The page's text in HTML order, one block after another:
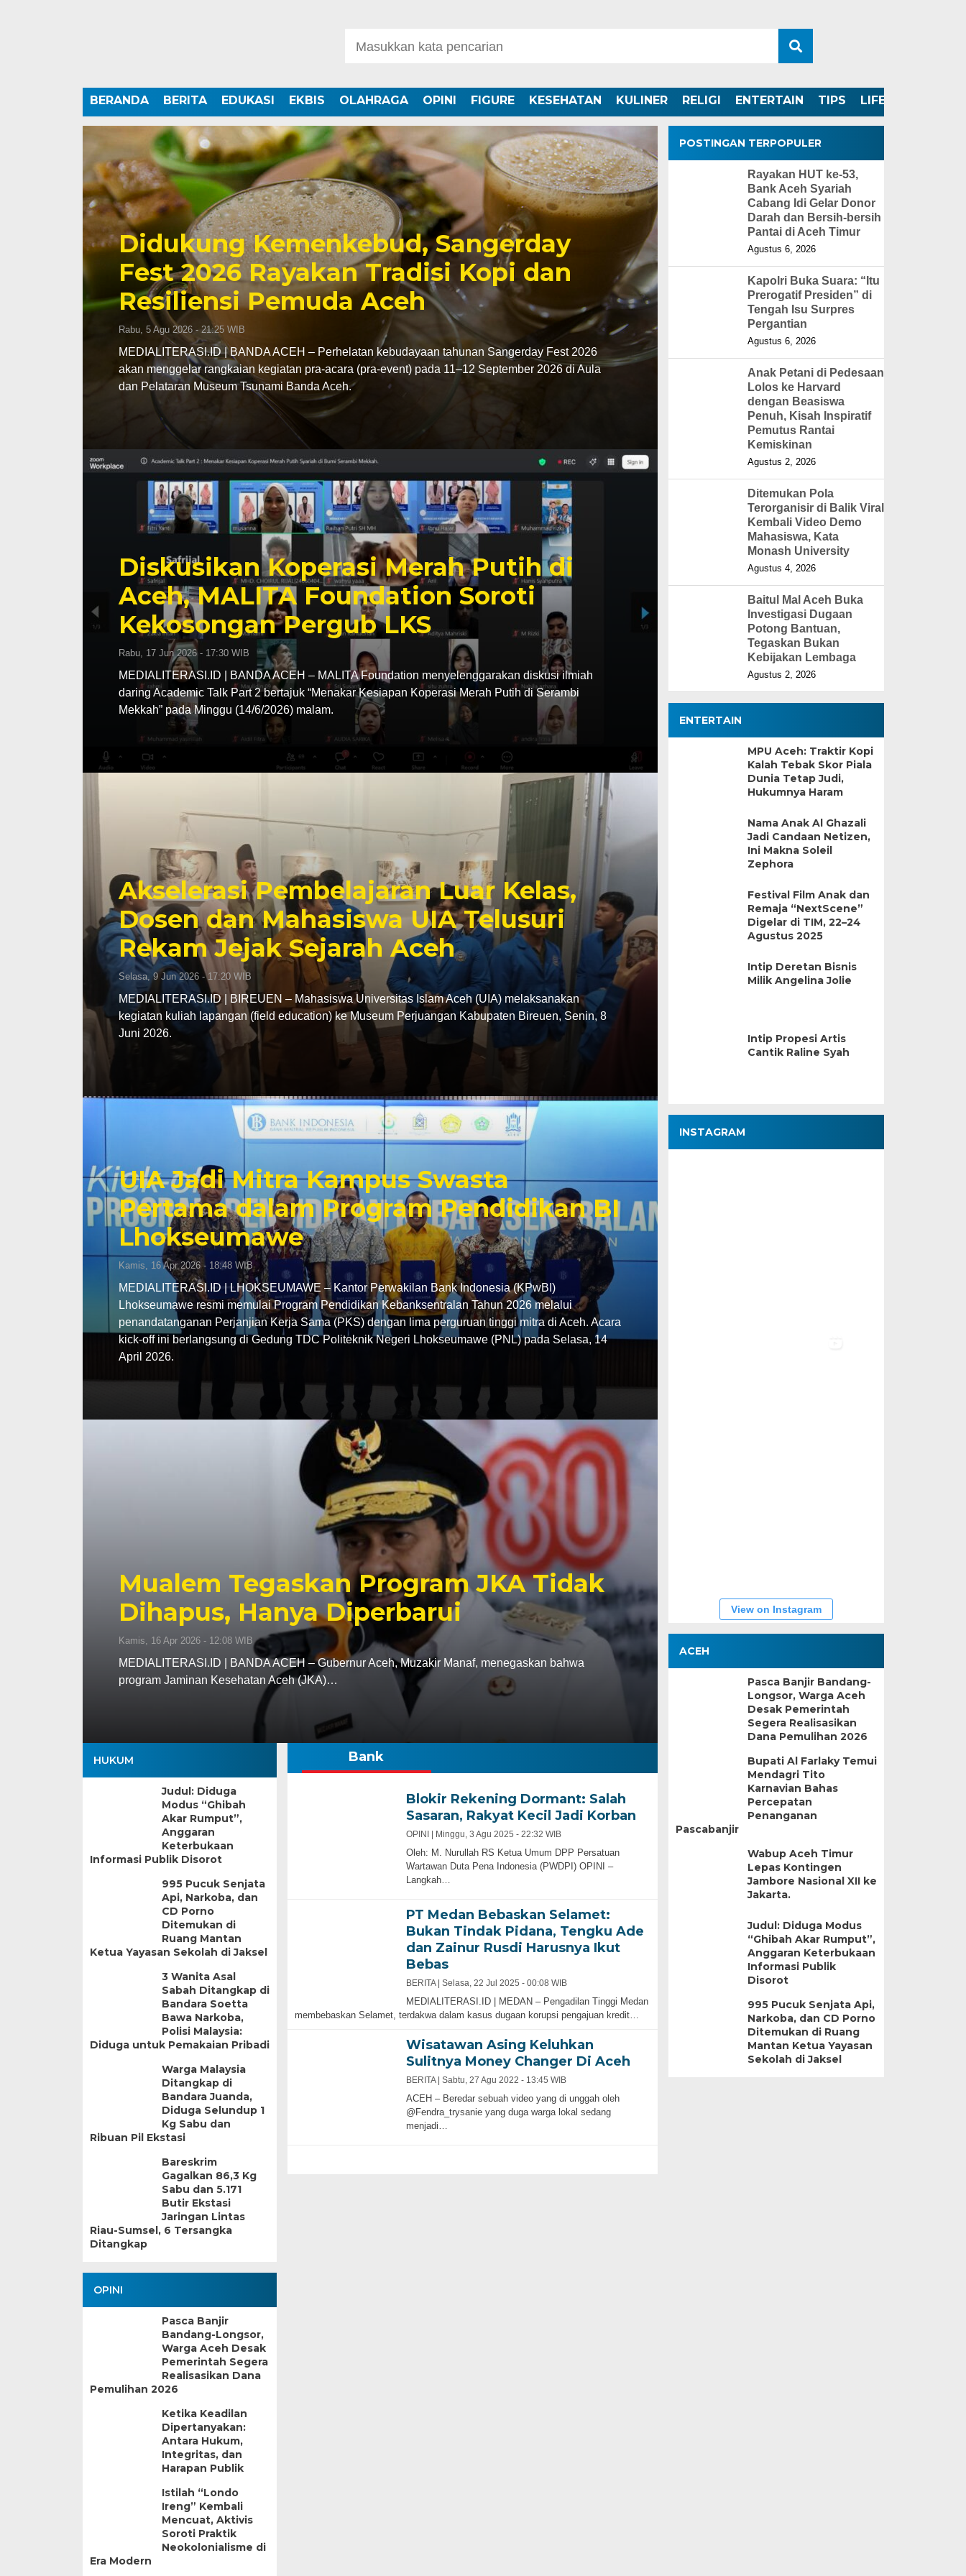
BERANDA BERITA EDUKASI EKBIS OLAHRAGA OPINI FIGURE KESEHATAN KULINER RELIGI ENTERTAIN TIPS LIFESTYLE
Didukung Kemenkebud, Sangerday
Fest 2026 Rayakan Tradisi Kopi dan
Resiliensi Pemuda Aceh
Rabu, 5 Agu 2026 - 21:25 WIB
MEDIALITERASI.ID | BANDA ACEH – Perhelatan kebudayaan tahunan Sangerday Fest 2026
akan menggelar rangkaian kegiatan pra-acara (pra-event) pada 11–12 September 2026 di Aula
dan Pelataran Museum Tsunami Banda Aceh.
Diskusikan Koperasi Merah Putih di
Aceh, MALITA Foundation Soroti
Kekosongan Pergub LKS
Rabu, 17 Jun 2026 - 17:30 WIB
MEDIALITERASI.ID | BANDA ACEH – MALITA Foundation menyelenggarakan diskusi ilmiah
daring Academic Talk Part 2 bertajuk “Menakar Kesiapan Koperasi Merah Putih di Serambi
Mekkah” pada Minggu (14/6/2026) malam.
Akselerasi Pembelajaran Luar Kelas,
Dosen dan Mahasiswa UIA Telusuri
Rekam Jejak Sejarah Aceh
Selasa, 9 Jun 2026 - 17:20 WIB
MEDIALITERASI.ID | BIREUEN – Mahasiswa Universitas Islam Aceh (UIA) melaksanakan
kegiatan kuliah lapangan (field education) ke Museum Perjuangan Kabupaten Bireuen, Senin, 8
Juni 2026.
UIA Jadi Mitra Kampus Swasta
Pertama dalam Program Pendidikan BI
Lhokseumawe
Kamis, 16 Apr 2026 - 18:48 WIB
MEDIALITERASI.ID | LHOKSEUMAWE – Kantor Perwakilan Bank Indonesia (KPwBI)
Lhokseumawe resmi memulai Program Pendidikan Kebanksentralan Tahun 2026 melalui
penandatanganan Perjanjian Kerja Sama (PKS) dengan lima perguruan tinggi mitra di Aceh. Acara
kick-off ini berlangsung di Gedung TDC Politeknik Negeri Lhokseumawe (PNL) pada Selasa, 14
April 2026.
Mualem Tegaskan Program JKA Tidak
Dihapus, Hanya Diperbarui
Kamis, 16 Apr 2026 - 12:08 WIB
MEDIALITERASI.ID | BANDA ACEH – Gubernur Aceh, Muzakir Manaf, menegaskan bahwa
program Jaminan Kesehatan Aceh (JKA)…
HUKUM
Judul: Diduga
Modus “Ghibah
Akar Rumput”,
Anggaran
Keterbukaan
Informasi Publik Disorot
995 Pucuk Senjata
Api, Narkoba, dan
CD Porno
Ditemukan di
Ruang Mantan
Ketua Yayasan Sekolah di Jaksel
3 Wanita Asal
Sabah Ditangkap di
Bandara Soetta
Bawa Narkoba,
Polisi Malaysia:
Diduga untuk Pemakaian Pribadi
Warga Malaysia
Ditangkap di
Bandara Juanda,
Diduga Selundup 1
Kg Sabu dan
Ribuan Pil Ekstasi
Bareskrim
Gagalkan 86,3 Kg
Sabu dan 5.171
Butir Ekstasi
Jaringan Lintas
Riau-Sumsel, 6 Tersangka
Ditangkap
OPINI
Pasca Banjir
Bandang-Longsor,
Warga Aceh Desak
Pemerintah Segera
Realisasikan Dana
Pemulihan 2026
Ketika Keadilan
Dipertanyakan:
Antara Hukum,
Integritas, dan
Harapan Publik
Istilah “Londo
Ireng” Kembali
Mencuat, Aktivis
Soroti Praktik
Neokolonialisme di
Era Modern
Bank
Blokir Rekening Dormant: Salah
Sasaran, Rakyat Kecil Jadi Korban
OPINI | Minggu, 3 Agu 2025 - 22:32 WIB
Oleh: M. Nurullah RS Ketua Umum DPP Persatuan
Wartawan Duta Pena Indonesia (PWDPI) OPINI –
Langkah…
PT Medan Bebaskan Selamet:
Bukan Tindak Pidana, Tengku Ade
dan Zainur Rusdi Harusnya Ikut
Bebas
BERITA | Selasa, 22 Jul 2025 - 00:08 WIB
MEDIALITERASI.ID | MEDAN – Pengadilan Tinggi Medan
membebaskan Selamet, terdakwa dalam kasus dugaan korupsi pengajuan kredit…
Wisatawan Asing Keluhkan
Sulitnya Money Changer Di Aceh
BERITA | Sabtu, 27 Agu 2022 - 13:45 WIB
ACEH – Beredar sebuah video yang di unggah oleh
@Fendra_trysanie yang duga warga lokal sedang
menjadi…
POSTINGAN TERPOPULER
Rayakan HUT ke-53,
Bank Aceh Syariah
Cabang Idi Gelar Donor
Darah dan Bersih-bersih
Pantai di Aceh Timur
Agustus 6, 2026
Kapolri Buka Suara: “Itu
Prerogatif Presiden” di
Tengah Isu Surpres
Pergantian
Agustus 6, 2026
Anak Petani di Pedesaan
Lolos ke Harvard
dengan Beasiswa
Penuh, Kisah Inspiratif
Pemutus Rantai
Kemiskinan
Agustus 2, 2026
Ditemukan Pola
Terorganisir di Balik Viral
Kembali Video Demo
Mahasiswa, Kata
Monash University
Agustus 4, 2026
Baitul Mal Aceh Buka
Investigasi Dugaan
Potong Bantuan,
Tegaskan Bukan
Kebijakan Lembaga
Agustus 2, 2026
ENTERTAIN
MPU Aceh: Traktir Kopi
Kalah Tebak Skor Piala
Dunia Tetap Judi,
Hukumnya Haram
Nama Anak Al Ghazali
Jadi Candaan Netizen,
Ini Makna Soleil
Zephora
Festival Film Anak dan
Remaja “NextScene”
Digelar di TIM, 22–24
Agustus 2025
Intip Deretan Bisnis
Milik Angelina Jolie
Intip Propesi Artis
Cantik Raline Syah
INSTAGRAM
View on Instagram
ACEH
Pasca Banjir Bandang-
Longsor, Warga Aceh
Desak Pemerintah
Segera Realisasikan
Dana Pemulihan 2026
Bupati Al Farlaky Temui
Mendagri Tito
Karnavian Bahas
Percepatan
Penanganan
Pascabanjir
Wabup Aceh Timur
Lepas Kontingen
Jambore Nasional XII ke
Jakarta.
Judul: Diduga Modus
“Ghibah Akar Rumput”,
Anggaran Keterbukaan
Informasi Publik
Disorot
995 Pucuk Senjata Api,
Narkoba, dan CD Porno
Ditemukan di Ruang
Mantan Ketua Yayasan
Sekolah di Jaksel